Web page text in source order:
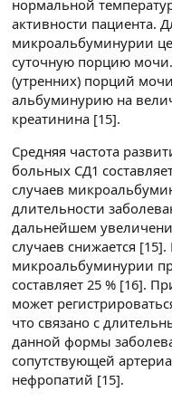
нормальной
активности пациента.
микроальбуминурии
суточную порцию
(утренних) порций
альбуминурию на
креатинина [15].
Средняя частота
больных СД1
случаев
длительности
дальнейшем
случаев снижается
микроальбуминурии
составляет 25 % [16].
может
что связано с
данной формы
сопутствующей
нефропатий [15].